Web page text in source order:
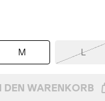
M L
DEN WARENKORB